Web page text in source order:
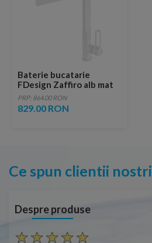
Baterie bucatarie
FDesign Zaffiro alb mat
monocomanda
PRP: 864.00 RON
829.00 RON
Ce spun clientii nostri
Despre produse